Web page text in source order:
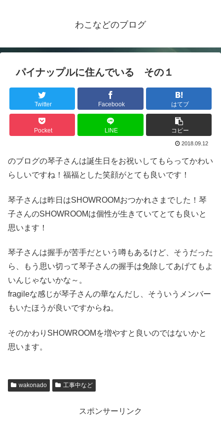
わこなどのブログ
パイナップルに住んでいる その１
Twitter Facebook はてブ
Pocket LINE コピー
2018.09.12
のブログの琴子さんは誕生日をお祝いしてもらってかわい
らしいですね！福福とした笑顔がとても良いです！
琴子さんは昨日はSHOWROOMおつかれさまでした！琴
子さんのSHOWROOMは個性が生きていてとても良いと
思います！
琴子さんは握手が苦手だという噂もあるけど、そうだった
ら、もう思い切って琴子さんの握手は免除してあげてもよ
いんじゃないかな～。
fragileな感じが琴子さんの華なんだし、そういうメンバー
もいたほうが良いですからね。
そのかわりSHOWROOMを増やすと良いのではないかと
思います。
wakonado 工事中など
スポンサーリンク